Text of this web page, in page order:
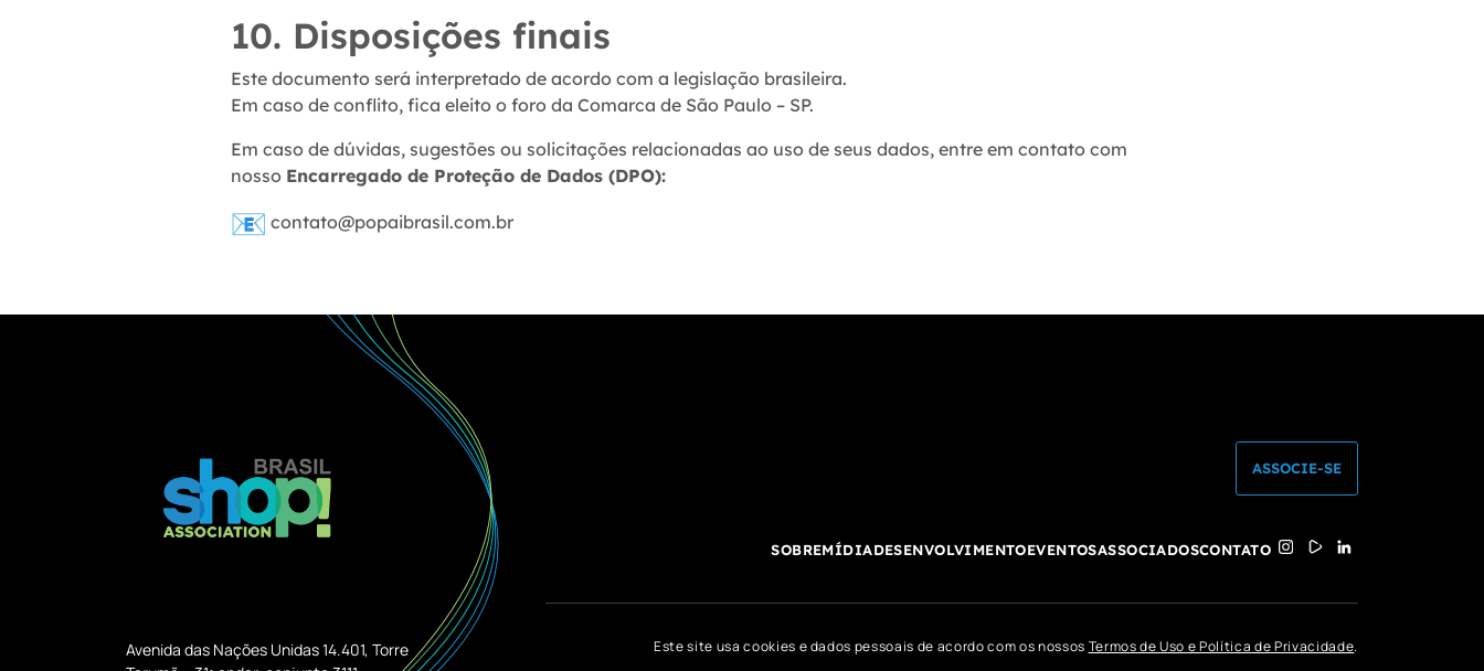
10. Disposições finais
Este documento será interpretado de acordo com a legislação brasileira.
Em caso de conflito, fica eleito o foro da Comarca de São Paulo – SP.
Em caso de dúvidas, sugestões ou solicitações relacionadas ao uso de seus dados, entre em contato com
nosso Encarregado de Proteção de Dados (DPO):
contato@popaibrasil.com.br
Avenida das Nações Unidas 14.401, Torre
ASSOCIE-SE
SOBREMÍDIADESENVOLVIMENTOEVENTOSASSOCIADOSCONTATO
Este site usa cookies e dados pessoais de acordo com os nossos Termos de Uso e Política de Privacidade.